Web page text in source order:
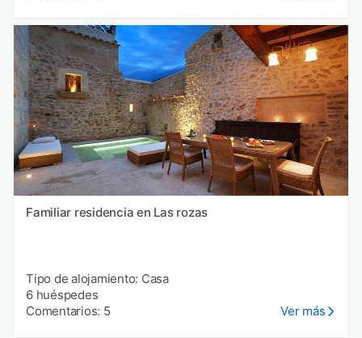
Familiar residencia en Las rozas
Tipo de alojamiento: Casa
6 huéspedes
Comentarios: 5
Ver más